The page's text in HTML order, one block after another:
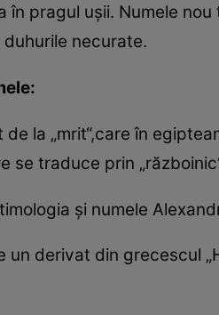
pragul uşii. Numele nou
duhurile necurate.
la „mrit“,care în
se traduce prin
şi numele
un derivat din grecescul